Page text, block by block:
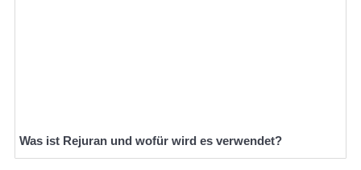
Was ist Rejuran und wofür wird es verwendet?